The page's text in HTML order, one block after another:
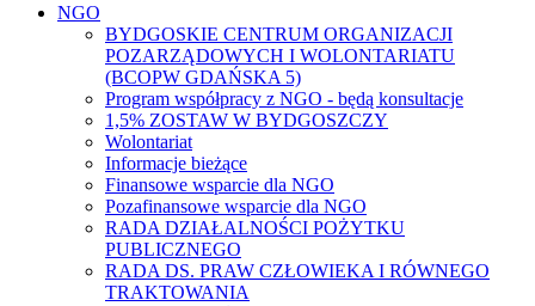
NGO
BYDGOSKIE CENTRUM ORGANIZACJI
POZARZĄDOWYCH I WOLONTARIATU
(BCOPW GDAŃSKA 5)
Program współpracy z NGO - będą konsultacje
1,5% ZOSTAW W BYDGOSZCZY
Wolontariat
Informacje bieżące
Finansowe wsparcie dla NGO
Pozafinansowe wsparcie dla NGO
RADA DZIAŁALNOŚCI POŻYTKU
PUBLICZNEGO
RADA DS. PRAW CZŁOWIEKA I RÓWNEGO
TRAKTOWANIA